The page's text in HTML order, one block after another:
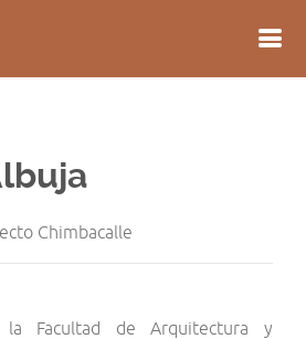
Chimbacalle
la Facultad de Arquitectura y